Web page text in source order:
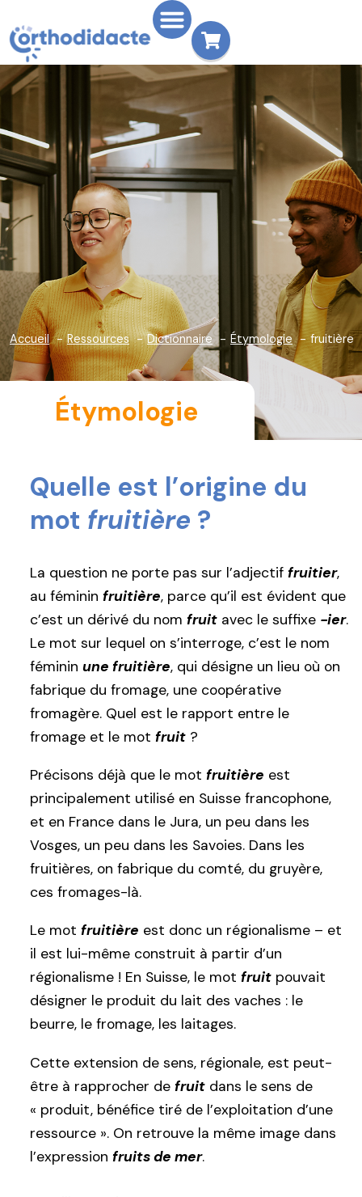
Accueil Ressources Dictionnaire Étymologie fruitière
Étymologie
Quelle est l’origine du
mot fruitière ?
La question ne porte pas sur l’adjectif fruitier,
au féminin fruitière, parce qu’il est évident que
c’est un dérivé du nom fruit avec le suffixe -ier.
Le mot sur lequel on s’interroge, c’est le nom
féminin une fruitière, qui désigne un lieu où on
fabrique du fromage, une coopérative
fromagère. Quel est le rapport entre le
fromage et le mot fruit ?
Précisons déjà que le mot fruitière est
principalement utilisé en Suisse francophone,
et en France dans le Jura, un peu dans les
Vosges, un peu dans les Savoies. Dans les
fruitières, on fabrique du comté, du gruyère,
ces fromages-là.
Le mot fruitière est donc un régionalisme – et
il est lui-même construit à partir d’un
régionalisme ! En Suisse, le mot fruit pouvait
désigner le produit du lait des vaches : le
beurre, le fromage, les laitages.
Cette extension de sens, régionale, est peut-
être à rapprocher de fruit dans le sens de
« produit, bénéfice tiré de l’exploitation d’une
ressource ». On retrouve la même image dans
l’expression fruits de mer.